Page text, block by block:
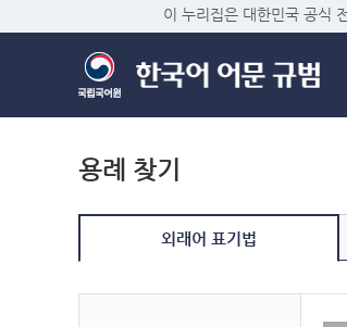
이 누리집은 대한민국 공식
용례 찾기
외래어 표기법